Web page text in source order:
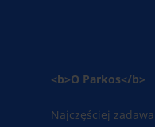
<b>O Parkos</b>
Najczęściej